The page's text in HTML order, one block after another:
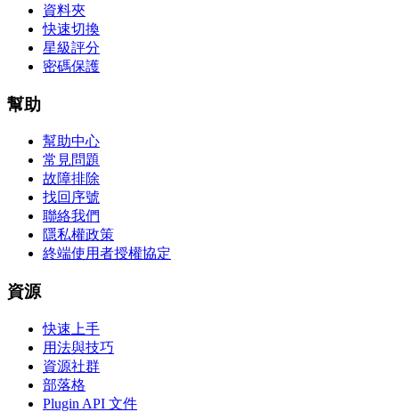
資料夾
快速切換
星級評分
密碼保護
幫助
幫助中心
常見問題
故障排除
找回序號
聯絡我們
隱私權政策
終端使用者授權協定
資源
快速上手
用法與技巧
資源社群
部落格
Plugin API 文件